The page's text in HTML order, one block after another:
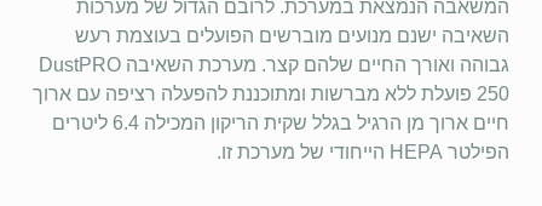
המשאבה הנמצאת במערכת. לרובם הגדול של מערכות
השאיבה ישנם מנועים מוברשים הפועלים בעוצמת רעש
גבוהה ואורך החיים שלהם קצר. מערכת השאיבה DustPRO
250 פועלת ללא מברשות ומתוכננת להפעלה רציפה עם ארוך
חיים ארוך מן הרגיל בגלל שקית הריקון המכילה 6.4 ליטרים
הפילטר HEPA הייחודי של מערכת זו.